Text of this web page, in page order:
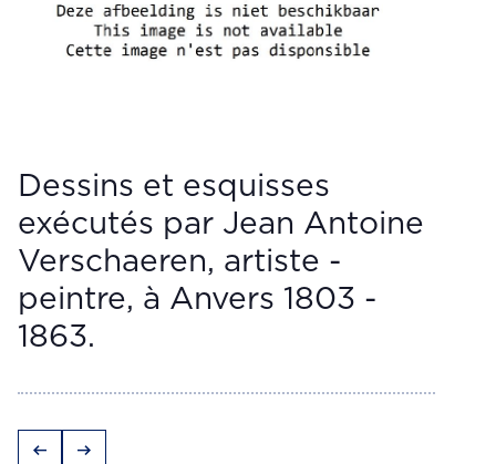
Dessins et esquisses
exécutés par Jean Antoine
Verschaeren, artiste -
peintre, à Anvers 1803 -
1863.
arrow_left_alt arrow_right_alt